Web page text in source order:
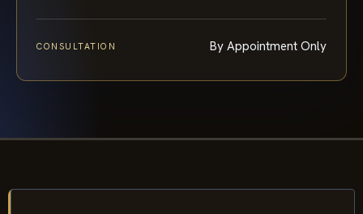
CONSULTATION By Appointment Only